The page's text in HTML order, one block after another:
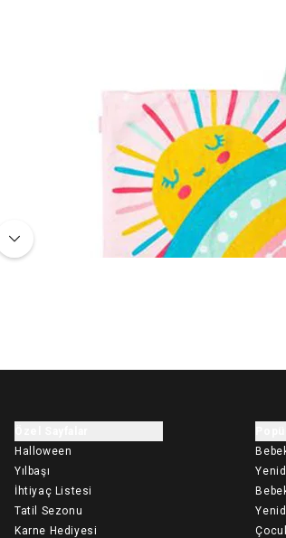
Halloween
Yılbaşı
İhtiyaç Listesi
Tatil Sezonu
Karne Hediyesi